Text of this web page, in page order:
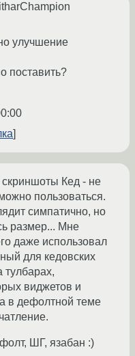
улучшение
поставить?
Кед - не
пользоваться.
симпатично, но
размер... Мне
даже использовал
для кедовских
тулбарах,
виджетов и
в дефолтной теме
ШГ, язабан :)